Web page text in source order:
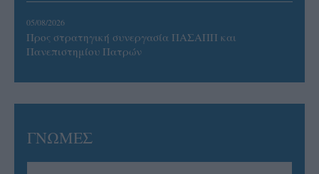
05/08/2026
Προς στρατηγική συνεργασία ΠΑΣΑΠΠ και
Πανεπιστημίου Πατρών
ΓΝΩΜΕΣ